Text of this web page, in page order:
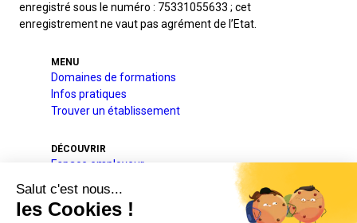
enregistré sous le numéro : 75331055633 ; cet
enregistrement ne vaut pas agrément de l’Etat.
MENU
Domaines de formations
Infos pratiques
Trouver un établissement
DÉCOUVRIR
Espace employeur
A l’international
Projets pédagogique et éducatif
Qui sommes-nous